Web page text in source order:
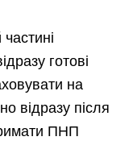
готові
на
відразу після
ПНП